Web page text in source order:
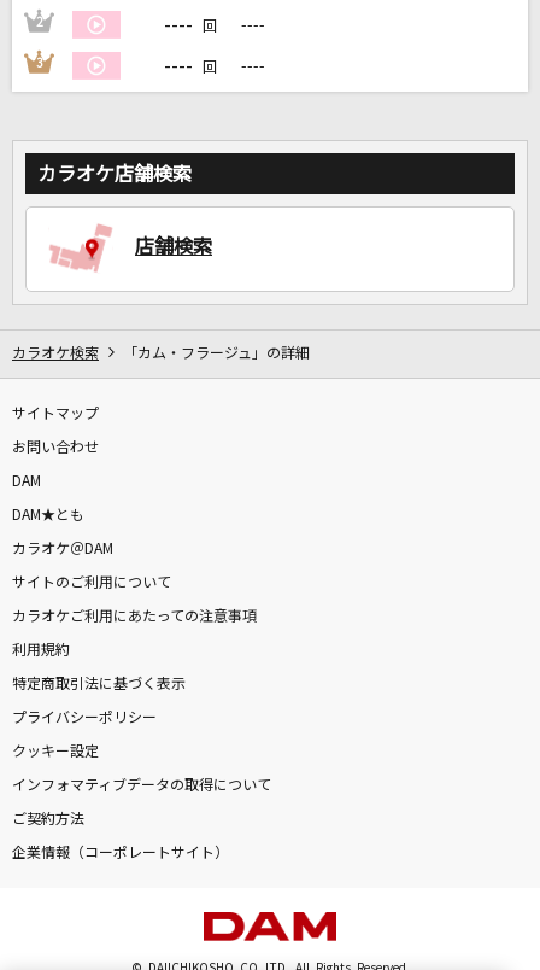
2 ---- 回 ----
3 ---- 回 ----
カラオケ店舗検索
店舗検索
カラオケ検索 「カム・フラージュ」の詳細
サイトマップ
お問い合わせ
DAM
DAM★とも
カラオケ＠DAM
サイトのご利用について
カラオケご利用にあたっての注意事項
利用規約
特定商取引法に基づく表示
プライバシーポリシー
クッキー設定
インフォマティブデータの取得について
ご契約方法
企業情報（コーポレートサイト）
© DAIICHIKOSHO CO.,LTD. All Rights Reserved.